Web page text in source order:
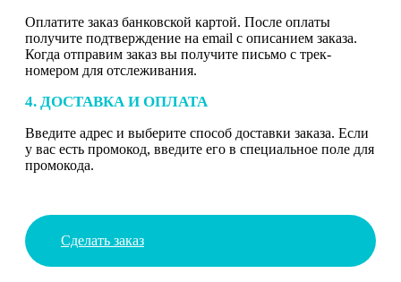
Оплатите заказ банковской картой. После оплаты
получите подтверждение на email с описанием заказа.
Когда отправим заказ вы получите письмо с трек-
номером для отслеживания.
4. ДОСТАВКА И ОПЛАТА
Введите адрес и выберите способ доставки заказа. Если
у вас есть промокод, введите его в специальное поле для
промокода.
Сделать заказ